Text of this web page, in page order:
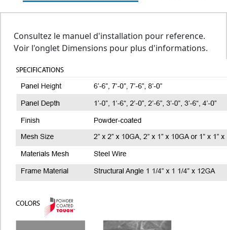
Consultez le manuel d'installation pour reference.
Voir l'onglet Dimensions pour plus d'informations.